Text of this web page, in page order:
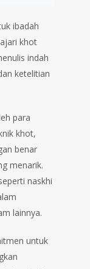
ibadah
khot
indah
ketelitian
para
khot,
benar
menarik.
naskhi
lainnya.
untuk